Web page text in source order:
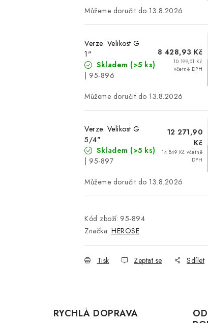
13.8.2026
Verze: Velikost G
1"
Skladem (>5 ks)
| 95-896
8 428,93 Kč
10 199,01 Kč
včetně DPH
13.8.2026
Verze: Velikost G
5/4"
Skladem (>5 ks)
| 95-897
12 271,90
Kč
14 849 Kč včetně
DPH
13.8.2026
Kód zboží: 95-894
Značka: HEROSE
Tisk Zeptat se Sdílet
RYCHLÁ DOPRAVA